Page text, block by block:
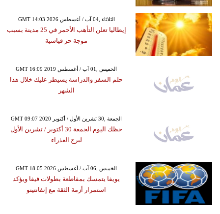
GMT 14:03 2026 الثلاثاء ,04 آب / أغسطس
إيطاليا تعلن التأهب الأحمر في 25 مدينة بسبب
موجة حر قياسية
GMT 16:09 2019 الخميس ,01 آب / أغسطس
حلم السفر والدراسة يسيطر عليك خلال هذا
الشهر
GMT 09:07 2020 الجمعة ,30 تشرين الأول / أكتوبر
حظك اليوم الجمعة 30 أكتوبر / تشرين الأول
لبرج العذراء
GMT 18:05 2026 الخميس ,06 آب / أغسطس
يويفا يتمسك بمقاطعة بطولات فيفا ويؤكد
استمرار أزمة الثقة مع إنفانتينو